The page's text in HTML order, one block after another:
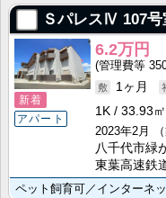
ＳパレスⅣ 107号
新着
アパート
6.2万円
1ヶ月
1K
33.93㎡
2023年2月
八千代市緑
東葉高速鉄